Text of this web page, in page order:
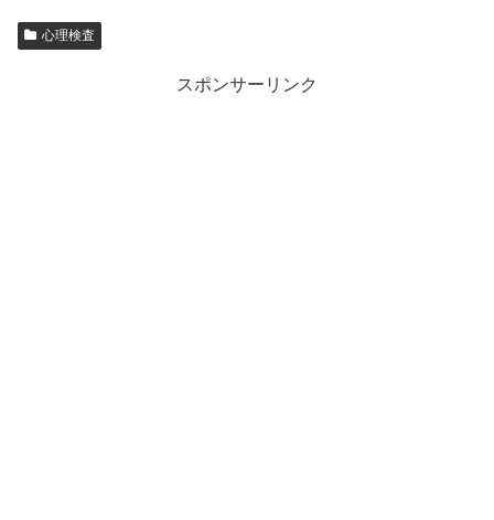
心理検査
スポンサーリンク